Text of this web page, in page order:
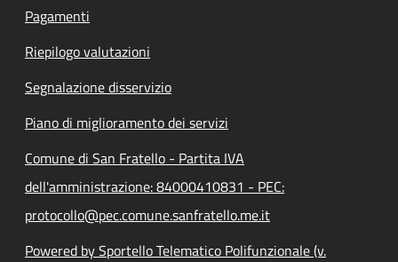
Pagamenti
Riepilogo valutazioni
Segnalazione disservizio
Piano di miglioramento dei servizi
Comune di San Fratello - Partita IVA
dell'amministrazione: 84000410831 - PEC:
protocollo@pec.comune.sanfratello.me.it
Powered by Sportello Telematico Polifunzionale (v.